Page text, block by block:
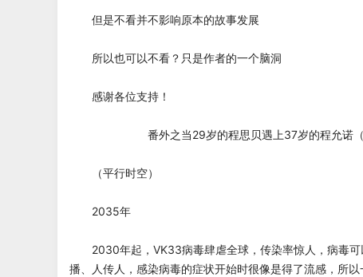
但是不看并不影响原本的故事发展
所以也可以不看？只是作者的一个脑洞
感谢各位支持！
番外之当29岁的程思贝遇上37岁的程允诺（
（平行时空）
2035年
2030年起，VK33病毒肆虐全球，传染率惊人，病毒可
播、人传人，感染病毒的症状开始时很像是得了流感，所